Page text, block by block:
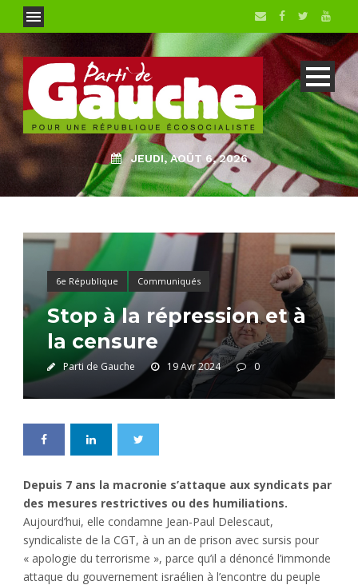
JEUDI, AOÛT 6, 2026
6e République Communiqués
Stop à la répression et à
la censure
Parti de Gauche 19 Avr 2024 0
Depuis 7 ans la macronie s’attaque aux syndicats par
des mesures restrictives ou des humiliations.
Aujourd’hui, elle condamne Jean-Paul Delescaut,
syndicaliste de la CGT, à un an de prison avec sursis pour
« apologie du terrorisme », parce qu’il a dénoncé l’immonde
attaque du gouvernement israélien à l’encontre du peuple